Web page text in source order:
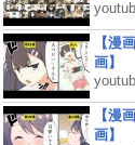
【漫
画】
【漫
画】